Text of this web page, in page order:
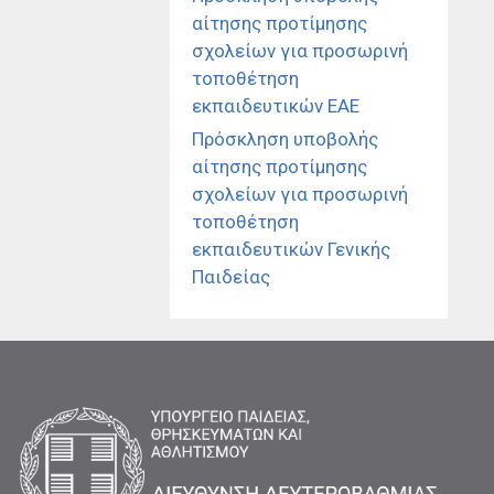
αίτησης προτίμησης
σχολείων για προσωρινή
τοποθέτηση
εκπαιδευτικών ΕΑΕ
Πρόσκληση υποβολής
αίτησης προτίμησης
σχολείων για προσωρινή
τοποθέτηση
εκπαιδευτικών Γενικής
Παιδείας